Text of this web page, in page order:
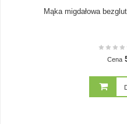
Mąka migdałowa
Cena